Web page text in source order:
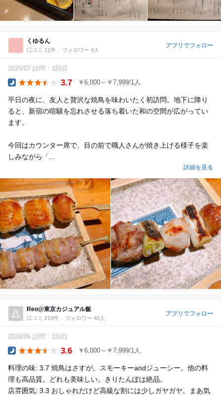
くゆるん
口コミ 11件 フォロワー 4人
アプリでフォロー
2026/07 訪問 1回目
3.7 ￥6,000～￥7,999/1人
平日の夜に、友人と贅沢な焼鳥を味わいたく初訪問。地下に降り
ると、新宿の喧騒を忘れさせる落ち着いた和の空間が広がってい
ます。
今回はカウンター席で、目の前で職人さんが焼き上げる様子を楽
しみながら「...
詳細を見る
Reo@東京カジュアル飯
口コミ 210件 フォロワー 40人
アプリでフォロー
2026/06 訪問 1回目
3.6 ￥6,000～￥7,999/1人
料理の味: 3.7 焼鳥はさすが。スモーキーandジューシー。他の料
理も高品質。どれも美味しい。きりたんぽは絶品。
店雰囲気: 3.3 おしゃれだけど高級な割には少しガヤガヤ。まあ気